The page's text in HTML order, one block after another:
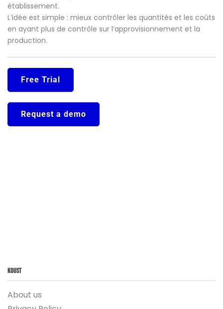
établissement.
L’idée est simple : mieux contrôler les quantités et les coûts
en ayant plus de contrôle sur l’approvisionnement et la
production.
Free Trial
Request a demo
Koust
About us